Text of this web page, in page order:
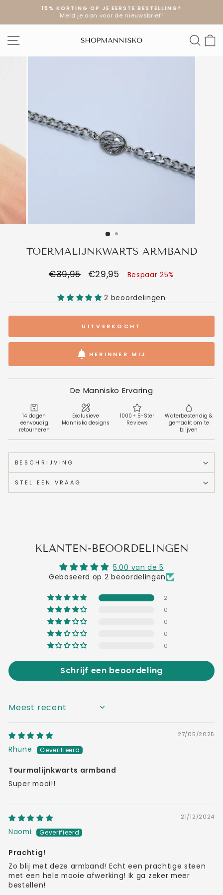
artikel
Diavoorstelling
15% KORTING OP JE EERSTE BESTELLING?
Meld je aan voor de nieuwsbrief!
SITE NAVIGATIE
TOERMALIJNKWARTS ARMBAND
Normale
€39,95 Verkoopprijs
€29,95 Bespaar 25%
2 beoordelingen
UITVERKOCHT
HERINNER MIJ
De Mannisko Ervaring
14 dagen
eenvoudig
retourneren
Exclusieve
Mannisko designs
1000+ 5-Ster
Reviews
Waterbestendig &
gemaakt om te
blijven
BESCHRIJVING
STEL EEN VRAAG
KLANTEN-BEOORDELINGEN
5.00 van de 5
Gebaseerd op 2 beoordelingen
2
0
0
0
0
Schrijf een beoordeling
SORT BY
27/05/2025
Rhune
Tourmalijnkwarts armband
Super mooi!!
21/12/2024
Naomi
Prachtig!
Zo blij met deze armband! Echt een prachtige steen
met een hele mooie afwerking! Ik ga zeker meer
bestellen!